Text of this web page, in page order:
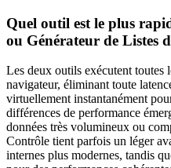
Quel outil est le plus
ou Générateur de Listes
Les deux outils exécutent toutes
navigateur, éliminant toute
virtuellement instantanément
différences de performance
données très volumineux ou
Contrôle tient parfois un léger
internes plus modernes, tandis